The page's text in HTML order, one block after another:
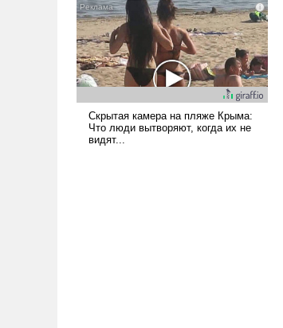
налогоплательщиков и где
Еревану за свои поступки не
нужно отвечать.